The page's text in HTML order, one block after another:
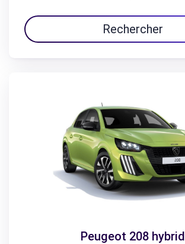
Rechercher
Peugeot 208 hybrid